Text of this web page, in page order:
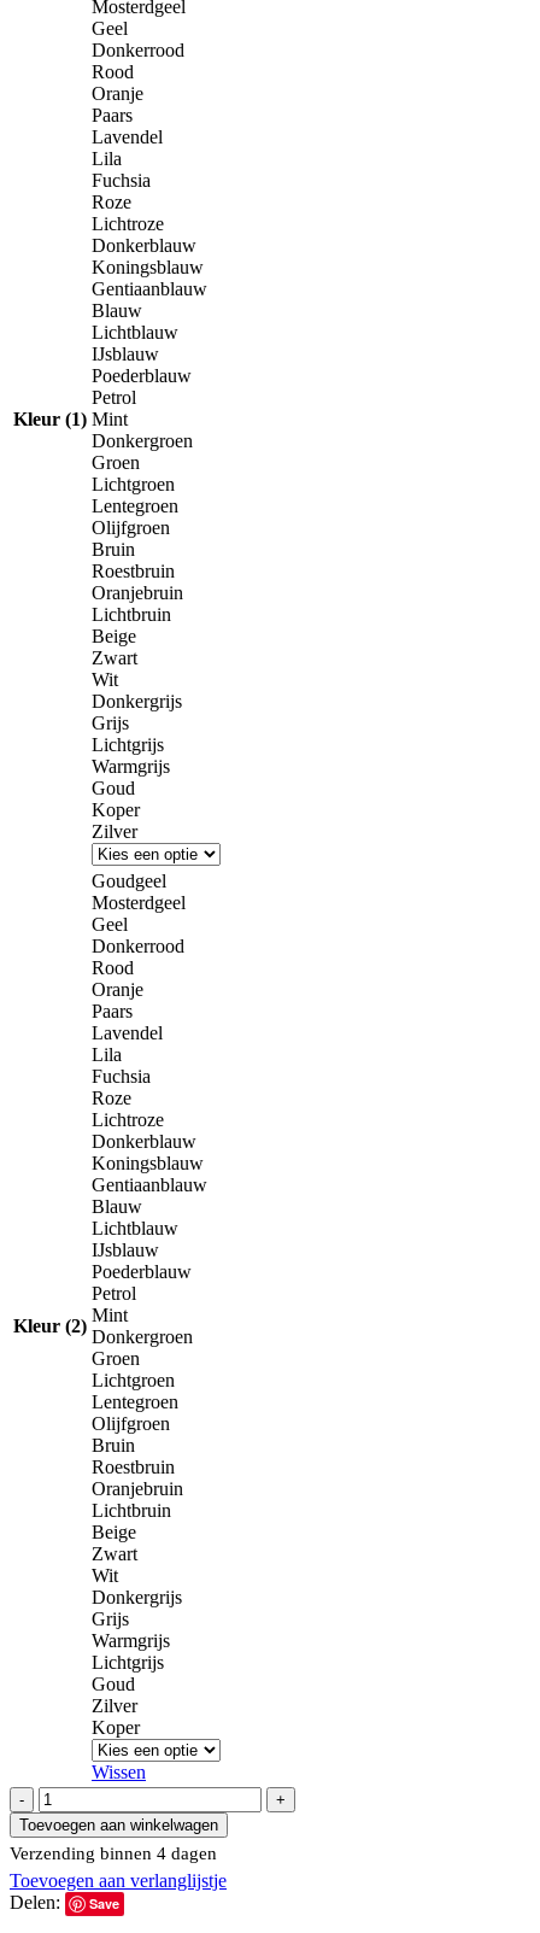
Kleur (1)
Mosterdgeel
Geel
Donkerrood
Rood
Oranje
Paars
Lavendel
Lila
Fuchsia
Roze
Lichtroze
Donkerblauw
Koningsblauw
Gentiaanblauw
Blauw
Lichtblauw
IJsblauw
Poederblauw
Petrol
Mint
Donkergroen
Groen
Lichtgroen
Lentegroen
Olijfgroen
Bruin
Roestbruin
Oranjebruin
Lichtbruin
Beige
Zwart
Wit
Donkergrijs
Grijs
Lichtgrijs
Warmgrijs
Goud
Koper
Zilver
Kleur (2)
Goudgeel
Mosterdgeel
Geel
Donkerrood
Rood
Oranje
Paars
Lavendel
Lila
Fuchsia
Roze
Lichtroze
Donkerblauw
Koningsblauw
Gentiaanblauw
Blauw
Lichtblauw
IJsblauw
Poederblauw
Petrol
Mint
Donkergroen
Groen
Lichtgroen
Lentegroen
Olijfgroen
Bruin
Roestbruin
Oranjebruin
Lichtbruin
Beige
Zwart
Wit
Donkergrijs
Grijs
Warmgrijs
Lichtgrijs
Goud
Zilver
Koper
Wissen
Muursticker
Jungledieren
2
kleuren
|
40
Toevoegen aan winkelwagen
Verzending binnen 4 dagen
Toevoegen aan verlanglijstje
Delen:
Save